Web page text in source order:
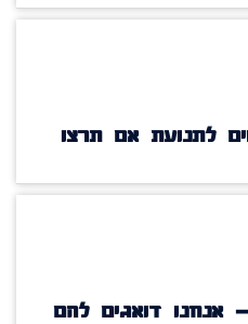
לתנועת אם תרצו
אנחנו דואגים להם